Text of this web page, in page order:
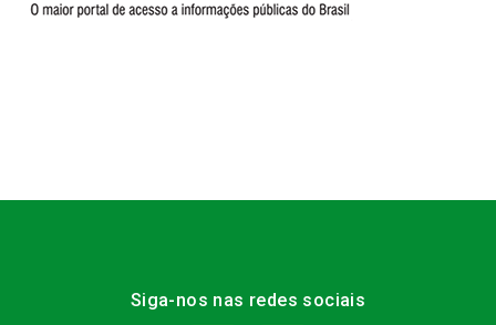
Siga-nos nas redes sociais